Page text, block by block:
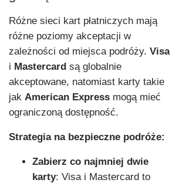
Różne sieci kart płatniczych mają
różne poziomy akceptacji w
zależności od miejsca podróży. Visa
i Mastercard są globalnie
akceptowane, natomiast karty takie
jak American Express mogą mieć
ograniczoną dostępność.
Strategia na bezpieczne podróże:
Zabierz co najmniej dwie
karty: Visa i Mastercard to